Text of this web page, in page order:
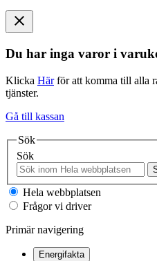
Du har inga varor i
Klicka Härför att komma till alla
tjänster.
Gå till kassan
Sök
Sök
Hela webbplatsen
Frågor vi driver
Primär navigering
Energifakta